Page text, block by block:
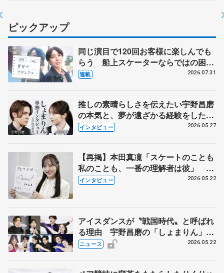
ピックアップ
同じ演目で120回お客様に楽しんでも
らう 船上スケーターならではの困難
とは 影響あったPIW前キャプテン松
連載 2026.07.31
推しの素晴らしさを伝えたい宇野昌磨
の本気と、夢が遠ざかる経験をした本
田真凜の覚悟
インタビュー 2026.05.27
【再掲】本田真凜「スケートのことも
私のことも、一番の理解者は彼」 引
退時の単独インタビューで語った競技
インタビュー 2026.05.22
アイスダンスが〝戦国時代〟と呼ばれ
る理由 宇野昌磨の「しょまりん」ら
実力者が相次いで参戦 国内の競争激
ニュース 2026.05.22